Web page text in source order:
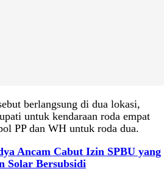
berlangsung di dua lokasi,
untuk kendaraan roda empat
PP dan WH untuk roda dua.
Ancam Cabut Izin SPBU yang
Solar Bersubsidi